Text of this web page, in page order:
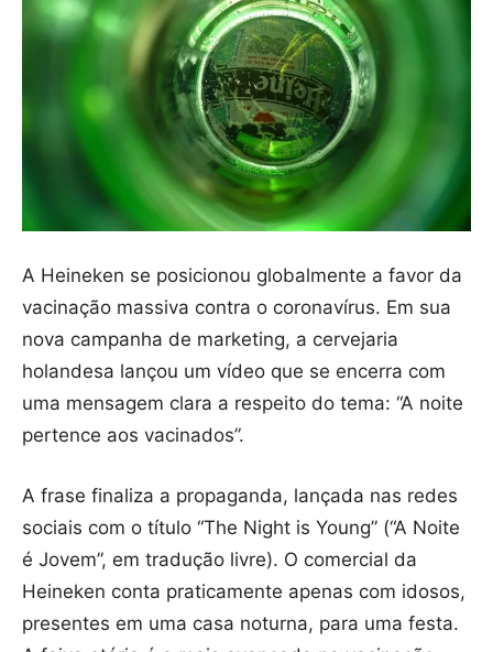
A Heineken se posicionou globalmente a favor da
vacinação massiva contra o coronavírus. Em sua
nova campanha de marketing, a cervejaria
holandesa lançou um vídeo que se encerra com
uma mensagem clara a respeito do tema: “A noite
pertence aos vacinados”.
A frase finaliza a propaganda, lançada nas redes
sociais com o título “The Night is Young” (“A Noite
é Jovem”, em tradução livre). O comercial da
Heineken conta praticamente apenas com idosos,
presentes em uma casa noturna, para uma festa.